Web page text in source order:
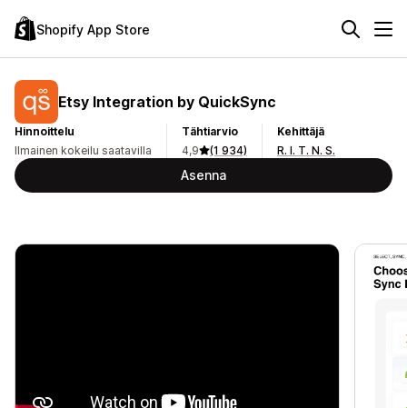
Shopify App Store
Etsy Integration by QuickSync
Hinnoittelu
Ilmainen kokeilu saatavilla
Tähtiarvio
4,9
(1 934)
Kehittäjä
R. I. T. N. S.
Asenna